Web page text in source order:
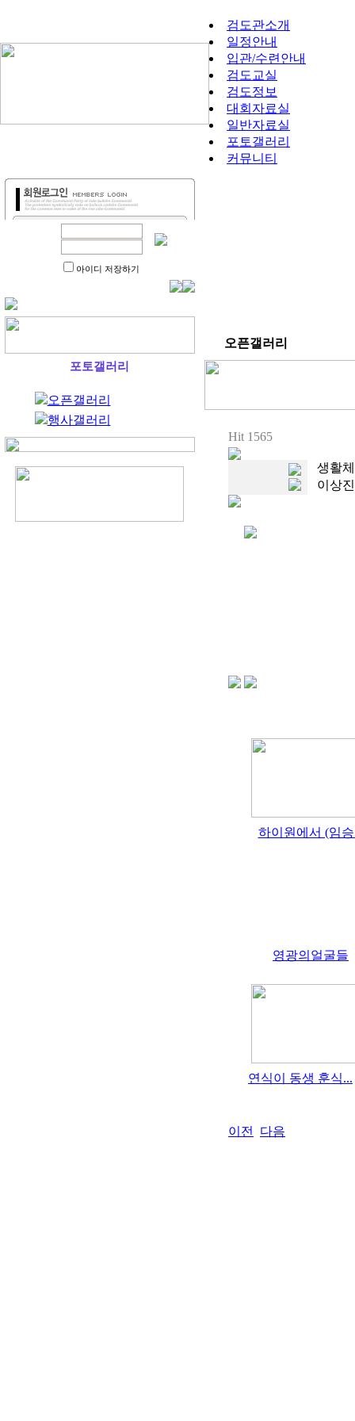
검도관소개
일정안내
입관/수련안내
검도교실
검도정보
대회자료실
일반자료실
포토갤러리
커뮤니티
아이디 저장하기
포토갤러리
오픈갤러리
행사갤러리
오픈갤러리
Hit 1565
생활
이상진
하이원에서 (임
영광의얼굴들
연식이 동생 훈식...
이전 다음